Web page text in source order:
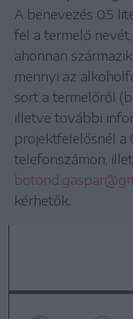
A benevezés 0,5
fel a termelő
ahonnan
mennyi az
sort a termelőről
illetve további
projektfelelősnél a
telefonszámon,
kérhetők.